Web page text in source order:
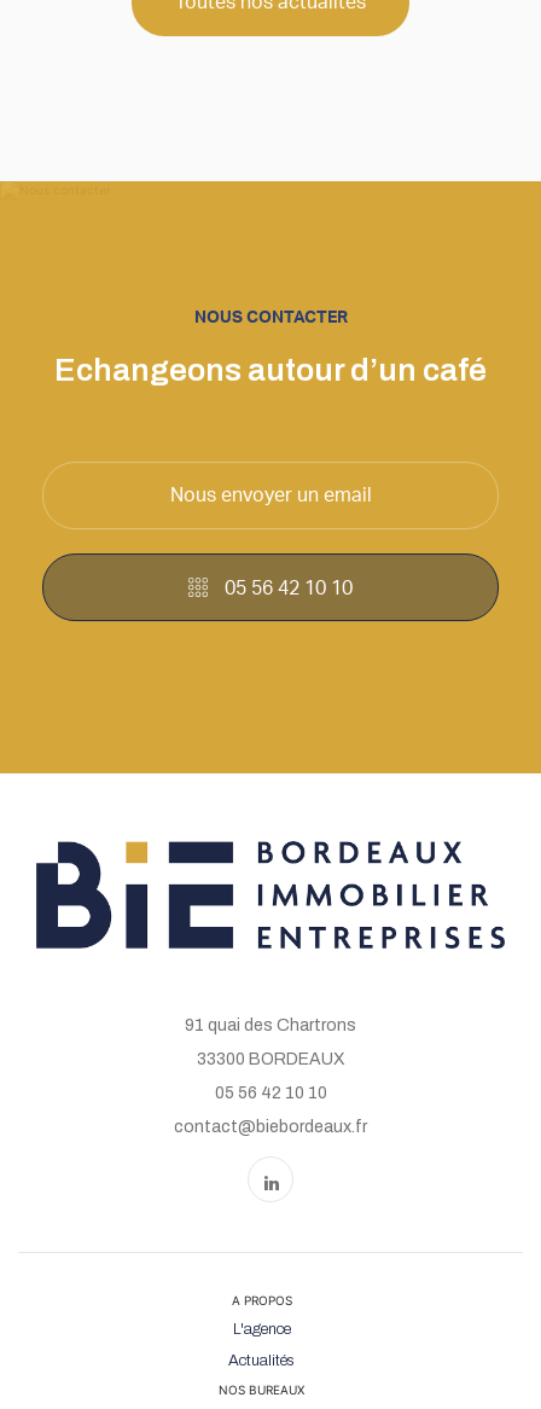
NOUS CONTACTER
Echangeons autour d’un café
Nous envoyer un email
05 56 42 10 10
91 quai des Chartrons
33300 BORDEAUX
05 56 42 10 10
contact@biebordeaux.fr
A PROPOS
L'agence
Actualités
NOS BUREAUX